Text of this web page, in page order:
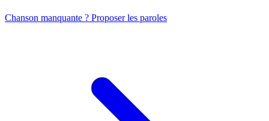
Chanson manquante ? Proposer les paroles